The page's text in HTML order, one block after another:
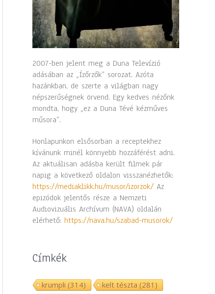
2007-ben jelent meg a Duna Televízió
adásában az „Ízőrzők” sorozat. Azóta
hazánkban, de szerte a világban nagy
népszerűségnek örvend. Egy kedves nézőnk
mondta, hogy „ez a Duna Tévé kézműves
műsora”.
Honlapunkon elsősorban a receptekhez
kívánunk minél könnyebb hozzáférést adni.
Az aktuálisan adásba került filmek pár
napig a következő oldalon visszanézhetők:
https://mediaklikk.hu/musor/izorzok/ Az
epizódok jelentős része a Nemzeti
Audiovizuális Archívum (NAVA) oldalán
elérhető: https://nava.hu/szabad-musorok/
Címkék
krumpli(314) kelt tészta(281)